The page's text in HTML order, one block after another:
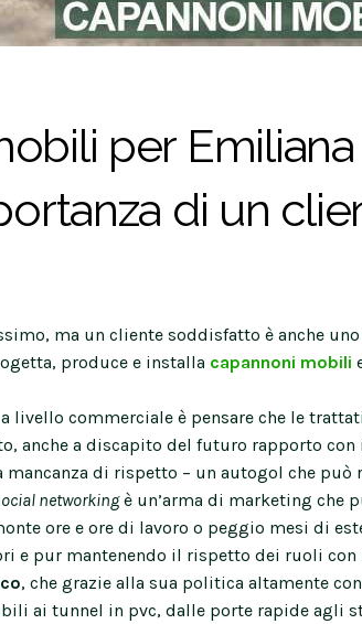
per Emiliana
di un
ma un cliente soddisfatto è anche uno
produce e installa capannoni mobili
livello commerciale è pensare che le
anche a discapito del futuro rapporto
mancanza di rispetto – un autogol che
networkingè un’arma di marketing che
ore e ore di lavoro o peggio mesi di
e pur mantenendo il rispetto dei ruoli con
, che grazie alla sua politica altamente
ai tunnel in pvc, dalle porte rapide agli